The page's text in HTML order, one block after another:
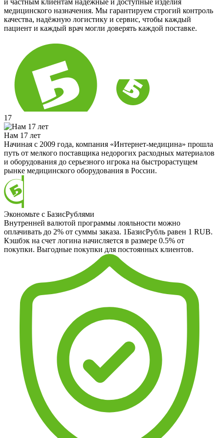
медицинского назначения. Мы гарантируем строгий контроль
качества, надёжную логистику и сервис, чтобы каждый
пациент и каждый врач могли доверять каждой поставке.
17
Нам 17 лет
Начиная с 2009 года, компания «Интернет-медицина» прошла
путь от мелкого поставщика недорогих расходных материалов
и оборудования до серьезного игрока на быстрорастущем
рынке медицинского оборудования в России.
Экономьте с БазисРублями
Внутренней валютой программы лояльности можно
оплачивать до 2% от суммы заказа. 1БазисРубль равен 1 RUB.
Кэшбэк на счет логина начисляется в размере 0.5% от
покупки. Выгодные покупки для постоянных клиентов.